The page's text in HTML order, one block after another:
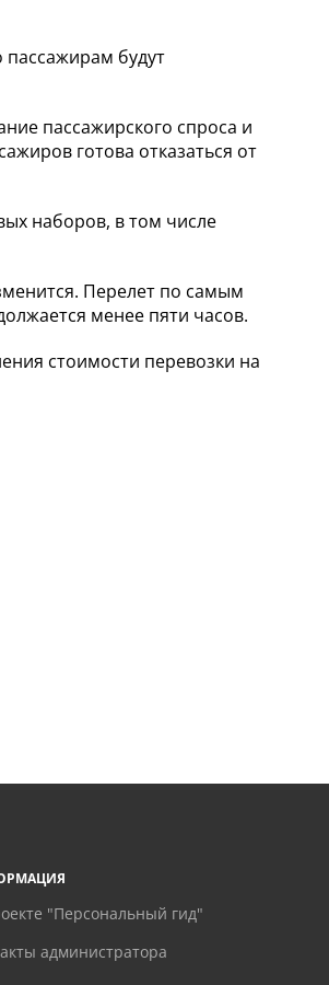
пассажирам будут
пассажирского спроса и
готова отказаться от
наборов, в том числе
Перелет по самым
менее пяти часов.
стоимости перевозки на
"Персональный гид"
администратора